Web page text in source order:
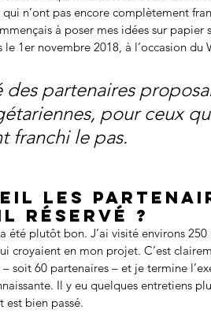
n’ont pas encore complètement
à poser mes idées sur papier
1er novembre 2018, à l’occasion du
des partenaires
pour ceux
franchi le pas.
les
réservé ?
a été plutôt bon. J’ai visité environs
croyaient en mon projet. C’est
soit 60 partenaires – et je termine
Il y eu quelques entretiens
est bien passé.